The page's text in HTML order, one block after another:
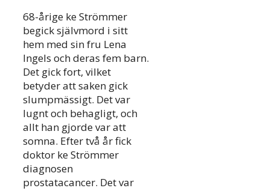
68-årige ke Strömmer
begick självmord i sitt
hem med sin fru Lena
Ingels och deras fem barn.
Det gick fort, vilket
betyder att saken gick
slumpmässigt. Det var
lugnt och behagligt, och
allt han gjorde var att
somna. Efter två år fick
doktor ke Strömmer
diagnosen
prostatacancer. Det var